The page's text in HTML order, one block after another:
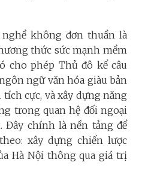
không đơn thuần là
thức sức mạnh mềm
cho phép Thủ đô kể câu
ngữ văn hóa giàu bản
cực, và xây dựng năng
trong quan hệ đối ngoại
Đây chính là nền tảng để
xây dựng chiến lược
Hà Nội thông qua giá trị